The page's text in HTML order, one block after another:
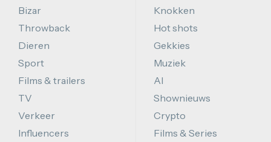
Bizar
Throwback
Dieren
Sport
Films & trailers
TV
Verkeer
Influencers
Knokken
Hot shots
Gekkies
Muziek
AI
Shownieuws
Crypto
Films & Series